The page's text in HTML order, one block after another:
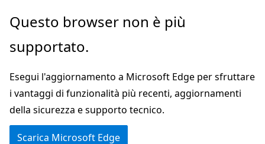
Ignora
passa
contenuto
principale
Questo browser non è più
supportato.
Esegui l'aggiornamento a Microsoft Edge per sfruttare
i vantaggi di funzionalità più recenti, aggiornamenti
della sicurezza e supporto tecnico.
Scarica Microsoft Edge